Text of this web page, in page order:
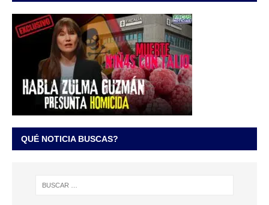
QUÉ NOTICIA BUSCAS?